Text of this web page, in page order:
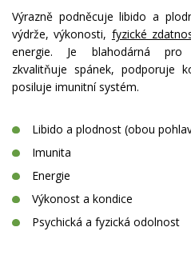
Výrazně podněcuje libido a
výdrže, výkonosti, fyzické
energie. Je blahodárná pro
zkvalitňuje spánek, podporuje
posiluje imunitní systém.
Libido a plodnost (obou
Imunita
Energie
Výkonost a kondice
Psychická a fyzická odolnost